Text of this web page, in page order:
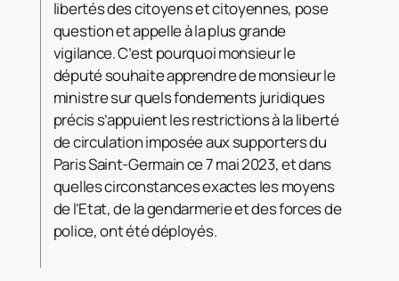
libertés des citoyens et citoyennes, pose
question et appelle à la plus grande
vigilance. C’est pourquoi monsieur le
député souhaite apprendre de monsieur le
ministre sur quels fondements juridiques
précis s’appuient les restrictions à la liberté
de circulation imposée aux supporters du
Paris Saint-Germain ce 7 mai 2023, et dans
quelles circonstances exactes les moyens
de l’Etat, de la gendarmerie et des forces de
police, ont été déployés.